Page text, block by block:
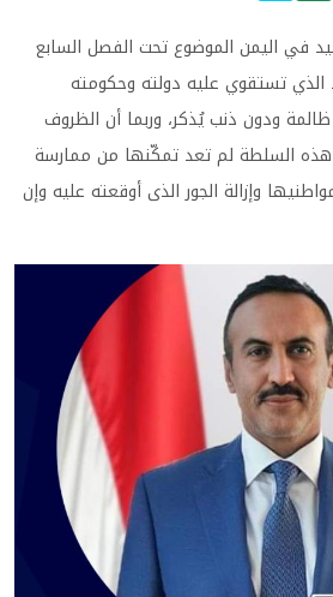
في اليمن الموضوع تحت الفصل السابع
الذي تستقوي عليه دولته وحكومته
ودون ذنب يُذكر، وربما أن الظروف
السلطة لم تعد تمكّنها من ممارسة
وإزالة الجور الذى أوقعته عليه وإن